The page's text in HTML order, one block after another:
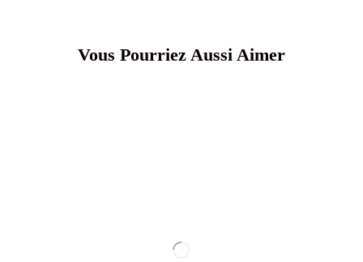
Vous Pourriez Aussi Aimer